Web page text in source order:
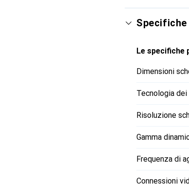
Specifiche
Le specifiche
Dimensioni
Tecnologia
Risoluzione
Gamma
Frequenza di
Connessioni